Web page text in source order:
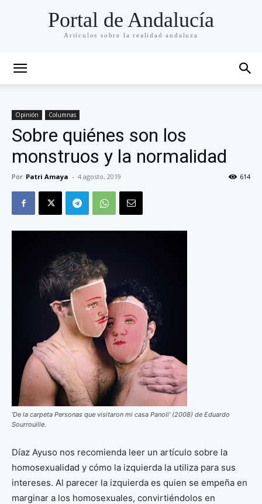
Portal de Andalucía
Artículos sobre la realidad andaluza
Opinión Columnas
Sobre quiénes son los
monstruos y la normalidad
Por Patri Amaya - 4 agosto, 2019 614
'De la carpeta Personas que visitaron mi casa Panoli' (2008) de Eduardo
Sourrouille.
Díaz Ayuso nos recomienda leer un artículo sobre la
homosexualidad y cómo la izquierda la utiliza para sus
intereses. Al parecer la izquierda es quien se empeña en
marginar a los homosexuales, convirtiéndolos en